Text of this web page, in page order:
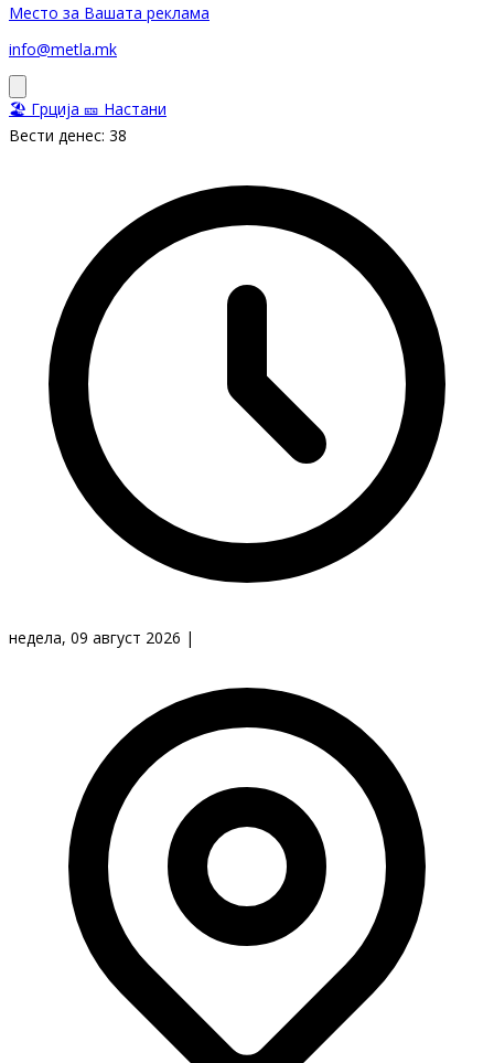
Место за Вашата реклама
info@metla.mk
🏖️ Грција 🎫 Настани
Вести денес: 38
недела, 09 август 2026 |